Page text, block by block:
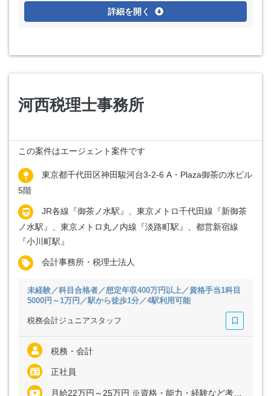
詳細を開く
河西税理士事務所
この案件はエージェント案件です
東京都千代田区神田駿河台3-2-6 A・Plaza御茶の水ビル
5階
JR各線『御茶ノ水駅』、東京メトロ千代田線『新御茶
ノ水駅』、東京メトロ丸ノ内線『淡路町駅』、都営新宿線
『小川町駅』
会計事務所・税理士法人
未経験／科目合格者／想定年収400万円以上／資格手当1科目
5000円～1万円／駅から徒歩1分／4駅利用可能
税務会計ジュニアスタッフ
税務・会計
正社員
月給22万円～25万円 ※資格・能力・経験など考慮の上、決定いたします